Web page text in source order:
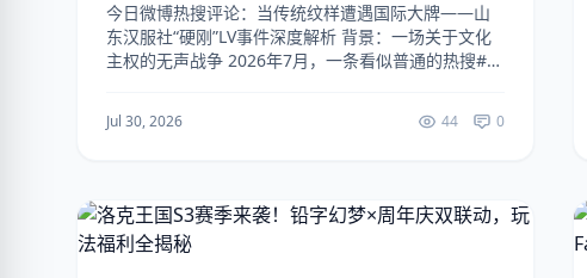
今日微博热搜评论：当传统纹样遭遇国际大牌——山
东汉服社“硬刚”LV事件深度解析 背景：一场关于文化
主权的无声战争 2026年7月，一条看似普通的热搜#LV
Jul 30, 2026 44 0